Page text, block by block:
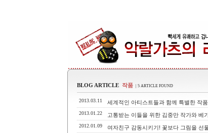
BLOG ARTICLE 작품 | 5 ARTICLE FOUND
2013.03.11 세계적인 아티스트들과 함께 특별한 작
2013.01.22 고통받는 이들을 위한 김중만 작가와 베
2012.01.09 여자친구 감동시키기! 꽃보다 그림을 선